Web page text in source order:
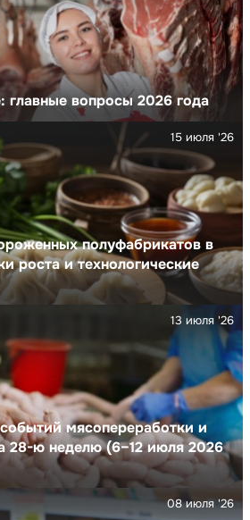
вопросы 2026 года
полуфабрикатов в
роста и технологические
15 июля '26
мясопереработки и
28-ю неделю (6–12 июля 2026
13 июля '26
08 июля '26